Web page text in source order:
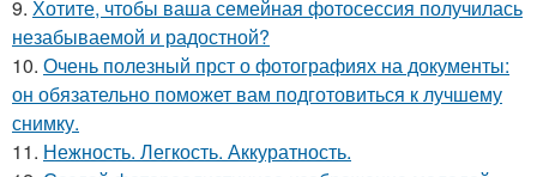
9. Хотите, чтобы ваша семейная фотосессия получилась
незабываемой и радостной?
10. Очень полезный прст о фотографиях на документы:
он обязательно поможет вам подготовиться к лучшему
снимку.
11. Нежность. Легкость. Аккуратность.